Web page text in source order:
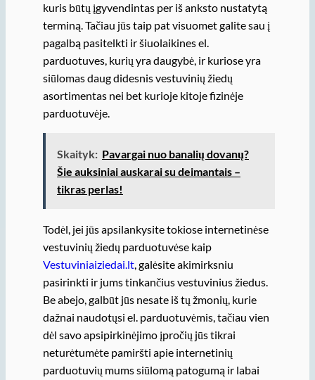
kuris būtų įgyvendintas per iš anksto nustatytą
terminą. Tačiau jūs taip pat visuomet galite sau į
pagalbą pasitelkti ir šiuolaikines el.
parduotuves, kurių yra daugybė, ir kuriose yra
siūlomas daug didesnis vestuvinių žiedų
asortimentas nei bet kurioje kitoje fizinėje
parduotuvėje.
Skaityk: Pavargai nuo banalių dovanų?
Šie auksiniai auskarai su deimantais –
tikras perlas!
Todėl, jei jūs apsilankysite tokiose internetinėse
vestuvinių žiedų parduotuvėse kaip
Vestuviniaiziedai.lt, galėsite akimirksniu
pasirinkti ir jums tinkančius vestuvinius žiedus.
Be abejo, galbūt jūs nesate iš tų žmonių, kurie
dažnai naudotųsi el. parduotuvėmis, tačiau vien
dėl savo apsipirkinėjimo įpročių jūs tikrai
neturėtumėte pamiršti apie internetinių
parduotuvių mums siūlomą patogumą ir labai